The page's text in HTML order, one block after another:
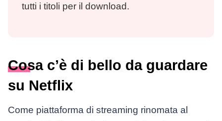
tutti i titoli per il download.
Cosa c’è di bello da guardare
su Netflix
Come piattaforma di streaming rinomata al